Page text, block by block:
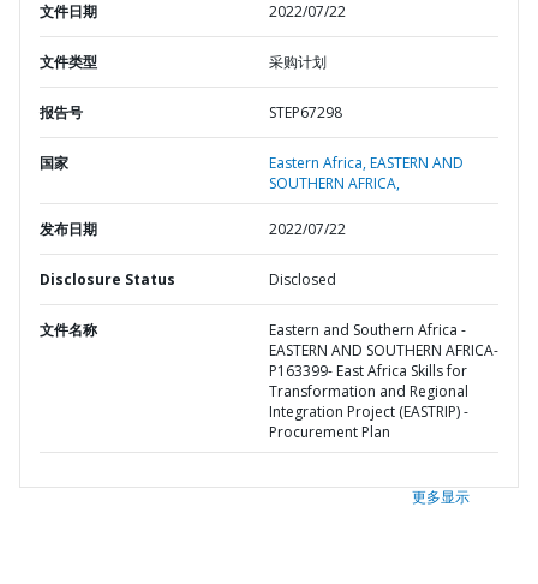
文件日期 2022/07/22
文件类型 采购计划
报告号 STEP67298
国家 Eastern Africa,EASTERN AND
SOUTHERN AFRICA,
发布日期 2022/07/22
Disclosure Status Disclosed
文件名称
Eastern and Southern Africa -
EASTERN AND SOUTHERN AFRICA-
P163399- East Africa Skills for
Transformation and Regional
Integration Project (EASTRIP) -
Procurement Plan
更多显示